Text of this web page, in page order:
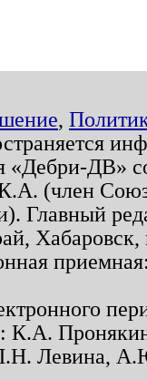
,
«Дебри-ДВ»
(член
Главный
К.А.
Левина,